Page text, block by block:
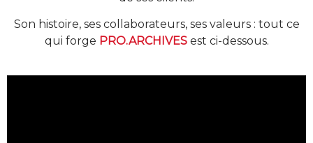
Son histoire, ses collaborateurs, ses valeurs : tout ce
qui forge PRO.ARCHIVES est ci-dessous.